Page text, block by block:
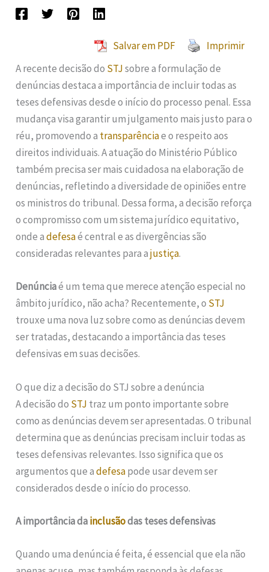
Salvar em PDF
Imprimir
A recente decisão do STJsobre a formulação de
denúncias destaca a importância de incluir todas as
teses defensivas desde o início do processo penal. Essa
mudança visa garantir um julgamento mais justo para o
réu, promovendo a transparênciae o respeito aos
direitos individuais. A atuação do Ministério Público
também precisa ser mais cuidadosa na elaboração de
denúncias, refletindo a diversidade de opiniões entre
os ministros do tribunal. Dessa forma, a decisão reforça
o compromisso com um sistema jurídico equitativo,
onde adefesaé central e as divergências são
consideradas relevantes para ajustiça.
Denúnciaé um tema que merece atenção especial no
âmbito jurídico, não acha? Recentemente, o STJ
trouxe uma nova luz sobre como as denúncias devem
ser tratadas, destacando a importância das teses
defensivas em suas decisões.
O que diz a decisão do STJ sobre a denúncia
A decisão do STJ traz um ponto importante sobre
como as denúncias devem ser apresentadas. O tribunal
determina que as denúncias precisam incluir todas as
teses defensivas relevantes. Isso significa que os
argumentos que adefesapode usar devem ser
considerados desde o início do processo.
A importância dainclusãodas teses defensivas
Quando uma denúncia é feita, é essencial que ela não